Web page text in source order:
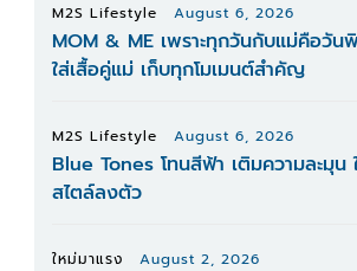
M2S Lifestyle August 6, 2026
MOM & ME เพราะทุกวันกับแม่คือวัน
ใส่เสื้อคู่แม่ เก็บทุกโมเมนต์สำคัญ
M2S Lifestyle August 6, 2026
Blue Tones โทนสีฟ้า เติมความละมุน
สไตล์ลงตัว
ใหม่มาแรง August 2, 2026